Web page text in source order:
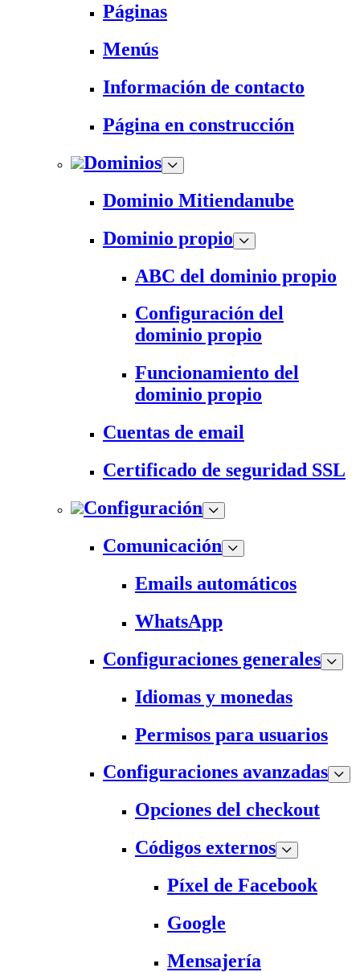
Páginas
Menús
Información de contacto
Página en construcción
Dominios
Dominio Mitiendanube
Dominio propio
ABC del dominio propio
Configuración del
dominio propio
Funcionamiento del
dominio propio
Cuentas de email
Certificado de seguridad SSL
Configuración
Comunicación
Emails automáticos
WhatsApp
Configuraciones generales
Idiomas y monedas
Permisos para usuarios
Configuraciones avanzadas
Opciones del checkout
Códigos externos
Píxel de Facebook
Google
Mensajería